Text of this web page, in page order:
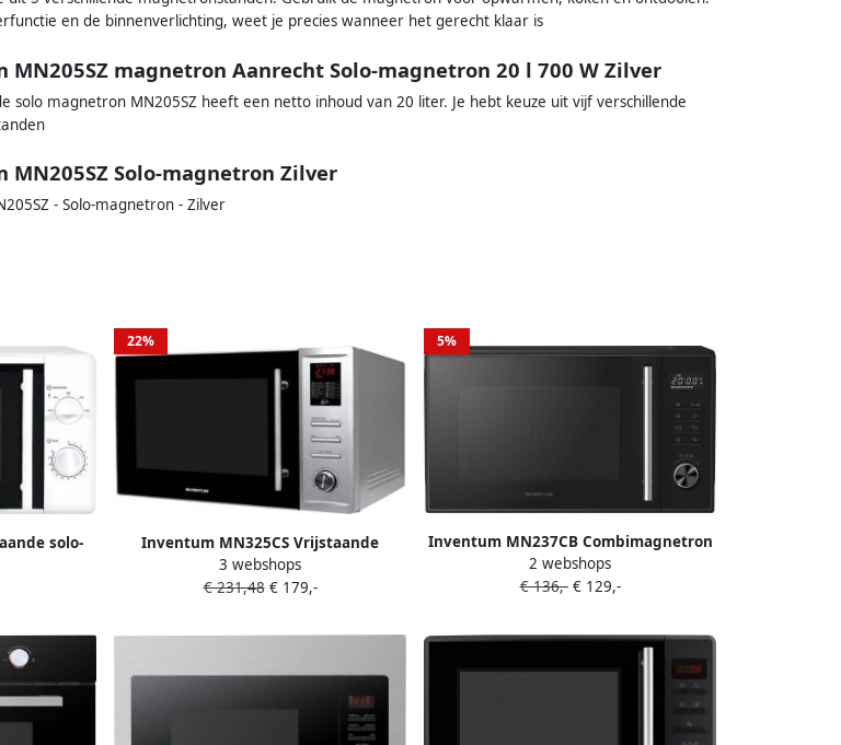
en de binnenverlichting, weet je precies wanneer het gerecht klaar is
MN205SZ magnetron Aanrecht Solo-magnetron 20 l 700 W Zilver
solo magnetron MN205SZ heeft een netto inhoud van 20 liter. Je hebt keuze uit vijf verschillende
MN205SZ Solo-magnetron Zilver
- Solo-magnetron - Zilver
solo-
Wit Zwart
22%
Inventum MN325CS Vrijstaande
combimagnetron Heteluchtoven Grill
32 liter 1000 watt 10 kookprogramma's
3 webshops
€ 231,48€ 179,-
5%
Inventum MN237CB Combimagnetron
23L 900W Hetelucht- en grillfunctie 10
kookprogramma's 4 combistanden
2 webshops
€ 136,-€ 129,-